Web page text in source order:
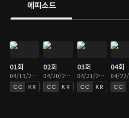
에피소드
01회
04/19/2021 • 40분
KR
02회
04/20/2021 • 39분
KR
03회
04/21/2021 • 39분
KR
04회